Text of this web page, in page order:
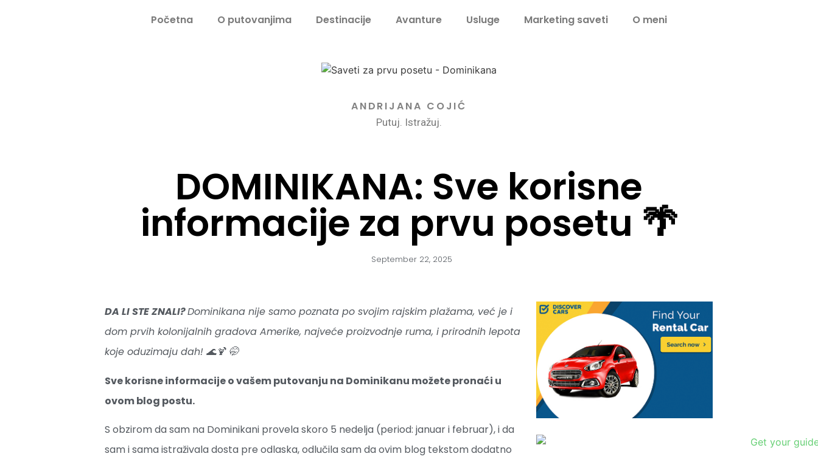
Početna O putovanjima Destinacije Avanture Usluge Marketing saveti O meni
ANDRIJANA COJIĆ
Putuj. Istražuj.
DOMINIKANA: Sve korisne
informacije za prvu posetu 🌴
September 22, 2025
DA LI STE ZNALI?Dominikana nije samo poznata po svojim rajskim plažama, već je i
dom prvih kolonijalnih gradova Amerike, najveće proizvodnje ruma, i prirodnih lepota
koje oduzimaju dah! 🌊🍹 🤭
Sve korisne informacije o vašem putovanju na Dominikanu možete pronaći u
ovom blog postu.
S obzirom da sam na Dominikani provela skoro 5 nedelja (period: januar i februar), i da
sam i sama istraživala dosta pre odlaska, odlučila sam da ovim blog tekstom dodatno